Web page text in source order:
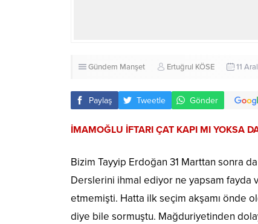
Gündem Manşet Ertuğrul KÖSE 11
Paylaş Tweetle Gönder
İMAMOĞLU İFTARI ÇAT KAPI MI YOKSA
Bizim Tayyip Erdoğan 31 Marttan sonra
Derslerini ihmal ediyor ne yapsam
etmemişti. Hatta ilk seçim akşamı önde
diye bile sormuştu. Mağduriyetinden